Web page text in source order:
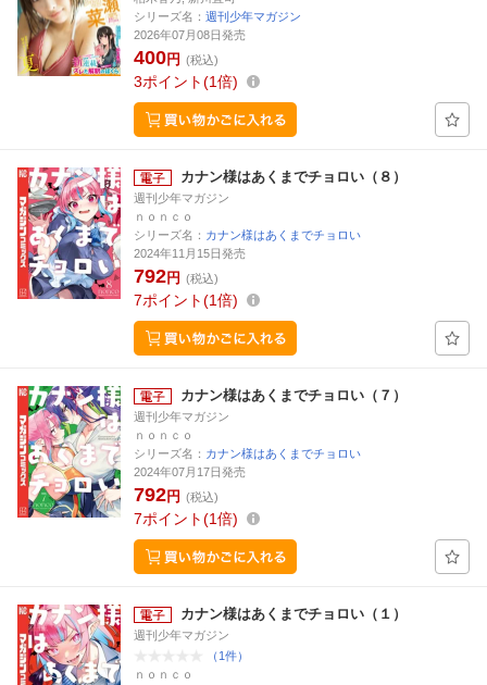
シリーズ名： 週刊少年マガジン
2026年07月08日発売
400円 (税込)
3ポイント 1倍
カナン様はあくまでチョロい（８）
週刊少年マガジン
ｎｏｎｃｏ
シリーズ名： カナン様はあくまでチョロい
2024年11月15日発売
792円 (税込)
7ポイント 1倍
カナン様はあくまでチョロい（７）
週刊少年マガジン
ｎｏｎｃｏ
シリーズ名： カナン様はあくまでチョロい
2024年07月17日発売
792円 (税込)
7ポイント 1倍
カナン様はあくまでチョロい（１）
週刊少年マガジン
（1件）
ｎｏｎｃｏ